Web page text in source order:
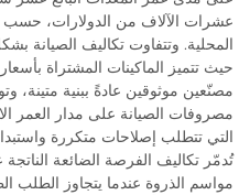
عشرات الآلاف من الدولارات، حسب
المحلية. وتتفاوت تكاليف الصيانة
حيث تتميز الماكينات المشتراة
مصنّعين موثوقين عادةً ببنية متينة،
مصروفات الصيانة على مدار العمر
التي تتطلب إصلاحات متكررة
تُدمّر تكاليف الفرصة الضائعة
مواسم الذروة عندما يتجاوز الطلب